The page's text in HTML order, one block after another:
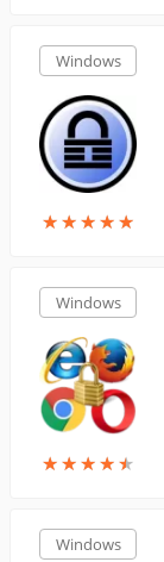
Windows
★★★★★
★★★★★
Windows
★★★★★
★★★★★
Windows